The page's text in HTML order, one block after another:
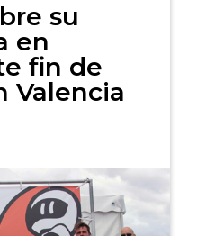
su
en
fin de
Valencia